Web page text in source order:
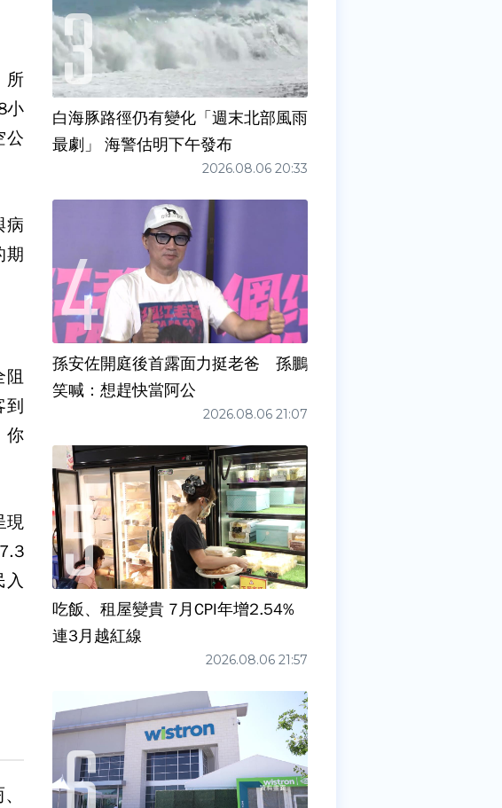
所
小
公
病
期
阻
你
現
入
白海豚路徑仍有變化「週末北部風雨
最劇」 海警估明下午發布
2026.08.06 20:33
孫安佐開庭後首露面力挺老爸 孫鵬
笑喊：想趕快當阿公
2026.08.06 21:07
吃飯、租屋變貴 7月CPI年增2.54%
連3月越紅線
2026.08.06 21:57